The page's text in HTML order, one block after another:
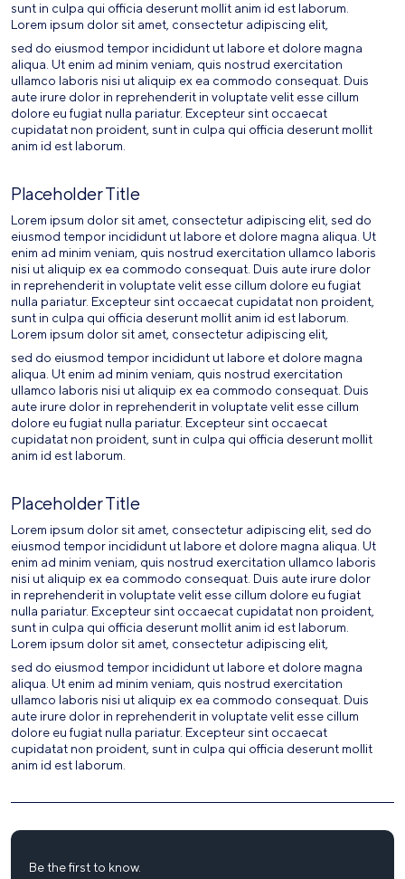
sunt in culpa qui officia deserunt mollit anim id est laborum.
Lorem ipsum dolor sit amet, consectetur adipiscing elit,
sed do eiusmod tempor incididunt ut labore et dolore magna
aliqua. Ut enim ad minim veniam, quis nostrud exercitation
ullamco laboris nisi ut aliquip ex ea commodo consequat. Duis
aute irure dolor in reprehenderit in voluptate velit esse cillum
dolore eu fugiat nulla pariatur. Excepteur sint occaecat
cupidatat non proident, sunt in culpa qui officia deserunt mollit
anim id est laborum.
Placeholder Title
Lorem ipsum dolor sit amet, consectetur adipiscing elit, sed do
eiusmod tempor incididunt ut labore et dolore magna aliqua. Ut
enim ad minim veniam, quis nostrud exercitation ullamco laboris
nisi ut aliquip ex ea commodo consequat. Duis aute irure dolor
in reprehenderit in voluptate velit esse cillum dolore eu fugiat
nulla pariatur. Excepteur sint occaecat cupidatat non proident,
sunt in culpa qui officia deserunt mollit anim id est laborum.
Lorem ipsum dolor sit amet, consectetur adipiscing elit,
sed do eiusmod tempor incididunt ut labore et dolore magna
aliqua. Ut enim ad minim veniam, quis nostrud exercitation
ullamco laboris nisi ut aliquip ex ea commodo consequat. Duis
aute irure dolor in reprehenderit in voluptate velit esse cillum
dolore eu fugiat nulla pariatur. Excepteur sint occaecat
cupidatat non proident, sunt in culpa qui officia deserunt mollit
anim id est laborum.
Placeholder Title
Lorem ipsum dolor sit amet, consectetur adipiscing elit, sed do
eiusmod tempor incididunt ut labore et dolore magna aliqua. Ut
enim ad minim veniam, quis nostrud exercitation ullamco laboris
nisi ut aliquip ex ea commodo consequat. Duis aute irure dolor
in reprehenderit in voluptate velit esse cillum dolore eu fugiat
nulla pariatur. Excepteur sint occaecat cupidatat non proident,
sunt in culpa qui officia deserunt mollit anim id est laborum.
Lorem ipsum dolor sit amet, consectetur adipiscing elit,
sed do eiusmod tempor incididunt ut labore et dolore magna
aliqua. Ut enim ad minim veniam, quis nostrud exercitation
ullamco laboris nisi ut aliquip ex ea commodo consequat. Duis
aute irure dolor in reprehenderit in voluptate velit esse cillum
dolore eu fugiat nulla pariatur. Excepteur sint occaecat
cupidatat non proident, sunt in culpa qui officia deserunt mollit
anim id est laborum.
Be the first to know.